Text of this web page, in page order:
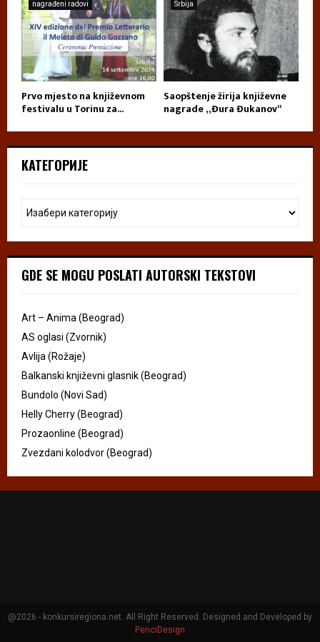
nagrađeni radovi
Prvo mjesto na književnom
festivalu u Torinu za...
Srbija
Saopštenje žirija književne
nagrade „Đura Đukanov“
КАТЕГОРИЈЕ
GDE SE MOGU POSLATI AUTORSKI TEKSTOVI
Art – Anima (Beograd)
AS oglasi (Zvornik)
Avlija (Rožaje)
Balkanski književni glasnik (Beograd)
Bundolo (Novi Sad)
Helly Cherry (Beograd)
Prozaonline (Beograd)
Zvezdani kolodvor (Beograd)
@2026 - konkursiregiona.net. All Right Reserved. Designed and Developed by
PenciDesign